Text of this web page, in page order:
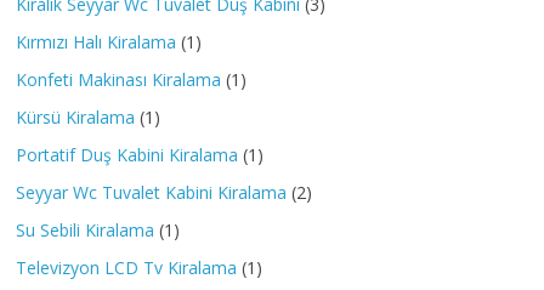
Kırmızı Halı Kiralama (1)
Konfeti Makinası Kiralama (1)
Kürsü Kiralama (1)
Portatif Duş Kabini Kiralama (1)
Seyyar Wc Tuvalet Kabini Kiralama (2)
Su Sebili Kiralama (1)
Televizyon LCD Tv Kiralama (1)